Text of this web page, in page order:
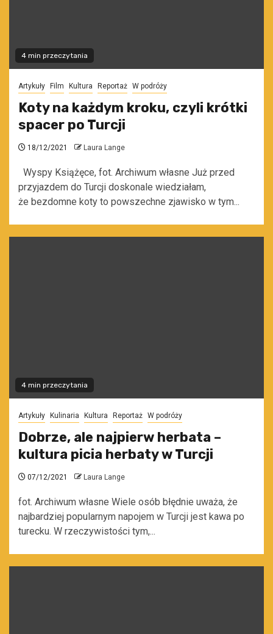
4 min przeczytania
Artykuły Film Kultura Reportaż W podróży
Koty na każdym kroku, czyli krótki
spacer po Turcji
18/12/2021 Laura Lange
Wyspy Książęce, fot. Archiwum własne Już przed
przyjazdem do Turcji doskonale wiedziałam,
że bezdomne koty to powszechne zjawisko w tym...
4 min przeczytania
Artykuły Kulinaria Kultura Reportaż W podróży
Dobrze, ale najpierw herbata –
kultura picia herbaty w Turcji
07/12/2021 Laura Lange
fot. Archiwum własne Wiele osób błędnie uważa, że
najbardziej popularnym napojem w Turcji jest kawa po
turecku. W rzeczywistości tym,...